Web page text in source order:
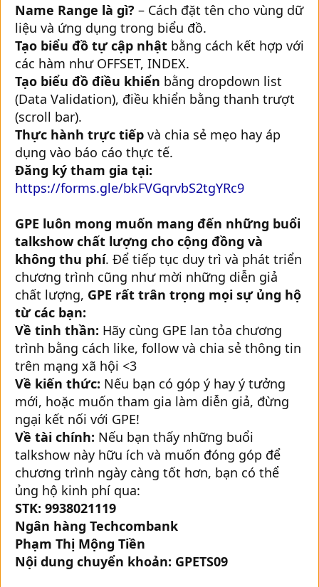
Name Range là gì? – Cách đặt tên cho vùng dữ
liệu và ứng dụng trong biểu đồ.
Tạo biểu đồ tự cập nhật bằng cách kết hợp với
các hàm như OFFSET, INDEX.
Tạo biểu đồ điều khiển bằng dropdown list
(Data Validation), điều khiển bằng thanh trượt
(scroll bar).
Thực hành trực tiếp và chia sẻ mẹo hay áp
dụng vào báo cáo thực tế.
Đăng ký tham gia tại:
https://forms.gle/bkFVGqrvbS2tgYRc9
GPE luôn mong muốn mang đến những buổi
talkshow chất lượng cho cộng đồng và
không thu phí. Để tiếp tục duy trì và phát triển
chương trình cũng như mời những diễn giả
chất lượng, GPE rất trân trọng mọi sự ủng hộ
từ các bạn:
Về tinh thần: Hãy cùng GPE lan tỏa chương
trình bằng cách like, follow và chia sẻ thông tin
trên mạng xã hội <3
Về kiến thức: Nếu bạn có góp ý hay ý tưởng
mới, hoặc muốn tham gia làm diễn giả, đừng
ngại kết nối với GPE!
Về tài chính: Nếu bạn thấy những buổi
talkshow này hữu ích và muốn đóng góp để
chương trình ngày càng tốt hơn, bạn có thể
ủng hộ kinh phí qua:
STK: 9938021119
Ngân hàng Techcombank
Phạm Thị Mộng Tiền
Nội dung chuyển khoản: GPETS09